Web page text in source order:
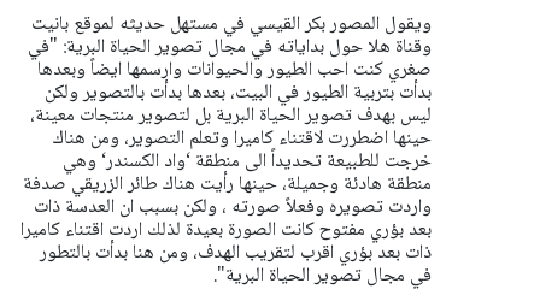
ويقول المصور بكر القيسي في مستهل حديثه لموقع بانيت
وقناة هلا حول بداياته في مجال تصوير الحياة البرية: "في
صغري كنت احب الطيور والحيوانات وارسمها ايضاً وبعدها
بدأت بتربية الطيور في البيت، بعدها بدأت بالتصوير ولكن
ليس بهدف تصوير الحياة البرية بل لتصوير منتجات معينة،
حينها اضطررت لاقتناء كاميرا وتعلم التصوير، ومن هناك
خرجت للطبيعة تحديداً الى منطقة ‘واد الكسندر‘ وهي
منطقة هادئة وجميلة، حينها رأيت هناك طائر الزريقي صدفة
واردت تصويره وفعلاً صورته ، ولكن بسبب ان العدسة ذات
بعد بؤري مفتوح كانت الصورة بعيدة لذلك اردت اقتناء كاميرا
ذات بعد بؤري اقرب لتقريب الهدف، ومن هنا بدأت بالتطور
في مجال تصوير الحياة البرية".